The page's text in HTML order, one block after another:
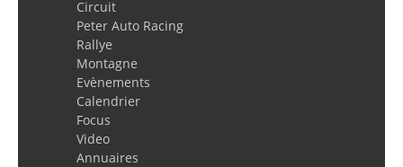
Circuit
Peter Auto Racing
Rallye
Montagne
Evènements
Calendrier
Focus
Video
Annuaires